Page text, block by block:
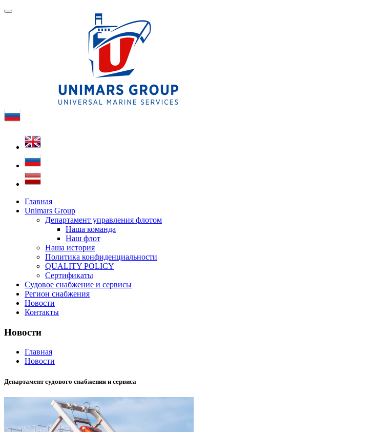
Главная
Unimars Group
Департамент управления флотом
Наша команда
Наш флот
Наша история
Политика конфиденциальности
QUALITY POLICY
Сертификаты
Судовое снабжение и сервисы
Регион снабжения
Новости
Контакты
Новости
Главная
Новости
Департамент судового снабжения и сервиса